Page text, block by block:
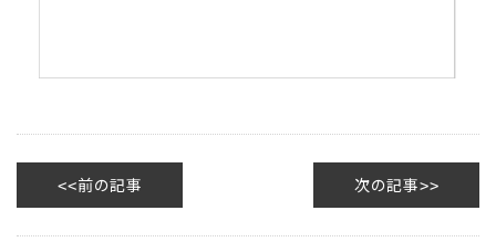
前の記事 次の記事